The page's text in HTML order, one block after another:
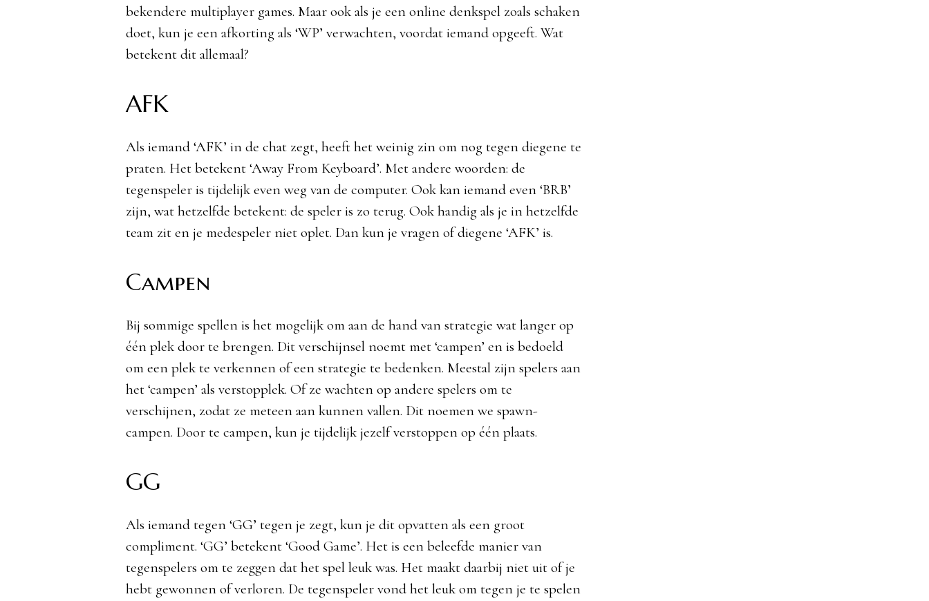
bekendere multiplayer games. Maar ook als je een online denkspel zoals schaken
doet, kun je een afkorting als ‘WP’ verwachten, voordat iemand opgeeft. Wat
betekent dit allemaal?
AFK
Als iemand ‘AFK’ in de chat zegt, heeft het weinig zin om nog tegen diegene te
praten. Het betekent ‘Away From Keyboard’. Met andere woorden: de
tegenspeler is tijdelijk even weg van de computer. Ook kan iemand even ‘BRB’
zijn, wat hetzelfde betekent: de speler is zo terug. Ook handig als je in hetzelfde
team zit en je medespeler niet oplet. Dan kun je vragen of diegene ‘AFK’ is.
Campen
Bij sommige spellen is het mogelijk om aan de hand van strategie wat langer op
één plek door te brengen. Dit verschijnsel noemt met ‘campen’ en is bedoeld
om een plek te verkennen of een strategie te bedenken. Meestal zijn spelers aan
het ‘campen’ als verstopplek. Of ze wachten op andere spelers om te
verschijnen, zodat ze meteen aan kunnen vallen. Dit noemen we spawn-
campen. Door te campen, kun je tijdelijk jezelf verstoppen op één plaats.
GG
Als iemand tegen ‘GG’ tegen je zegt, kun je dit opvatten als een groot
compliment. ‘GG’ betekent ‘Good Game’. Het is een beleefde manier van
tegenspelers om te zeggen dat het spel leuk was. Het maakt daarbij niet uit of je
hebt gewonnen of verloren. De tegenspeler vond het leuk om tegen je te spelen